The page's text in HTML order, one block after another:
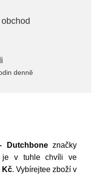
denně
Dutchboneznačky
v tuhle chvíli ve
Kč. Vybírejtee zboží v